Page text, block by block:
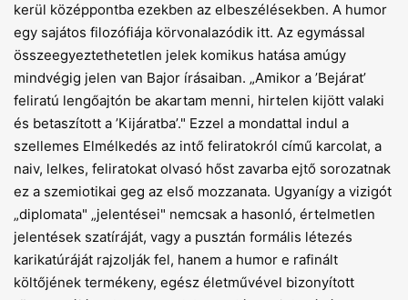
kerül középpontba ezekben az elbeszélésekben. A humor
egy sajátos filozófiája körvonalazódik itt. Az egymással
összeegyeztethetetlen jelek komikus hatása amúgy
mindvégig jelen van Bajor írásaiban. „Amikor a ’Bejárat’
feliratú lengőajtón be akartam menni, hirtelen kijött valaki
és betaszított a ’Kijáratba’." Ezzel a mondattal indul a
szellemes Elmélkedés az intő feliratokról című karcolat, a
naiv, lelkes, feliratokat olvasó hőst zavarba ejtő sorozatnak
ez a szemiotikai geg az első mozzanata. Ugyanígy a vizigót
„diplomata" „jelentései" nemcsak a hasonló, értelmetlen
jelentések szatíráját, vagy a pusztán formális létezés
karikatúráját rajzolják fel, hanem a humor e rafinált
költőjének termékeny, egész életművével bizonyított